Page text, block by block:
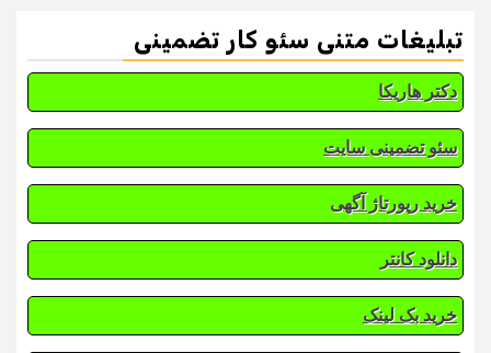
تبلیغات متنی سئو کار تضمینی
دکتر هاریکا
سئو تضمینی سایت
خرید رپورتاژ آگهی
دانلود کانتر
خرید بک لینک